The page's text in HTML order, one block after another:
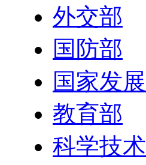
外交部
国防部
国家发
教育部
科学技